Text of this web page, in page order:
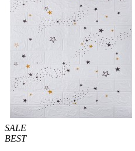
51 грн. /шт 200 грн./шт
Купить В закладки
SALE
BEST